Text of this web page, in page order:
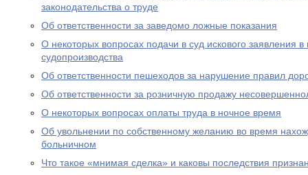
законодательства о труде
Об ответственности за заведомо ложные показания
О некоторых вопросах подачи в суд искового заявления в
судопроизводства
Об ответственности пешеходов за нарушение правил
Об ответственности за розничную продажу
О некоторых вопросах оплаты труда в ночное время
Об увольнении по собственному желанию во время
больничном
Что такое «мнимая сделка» и каковы последствия